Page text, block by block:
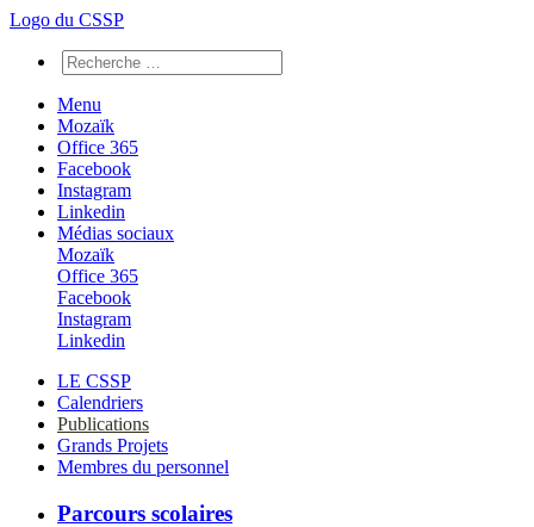
Logo du CSSP
Menu
Mozaïk
Office 365
Facebook
Instagram
Linkedin
Médias sociaux
Mozaïk
Office 365
Facebook
Instagram
Linkedin
LE CSSP
Calendriers
Publications
Grands Projets
Membres du personnel
Parcours scolaires